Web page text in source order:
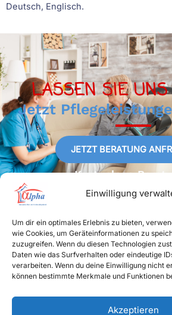
Einwilligung
Um dir ein optimales Erlebnis zu bieten,
wie Cookies, um Geräteinformationen zu
zuzugreifen. Wenn du diesen Technologien
Daten wie das Surfverhalten oder eindeutige
verarbeiten. Wenn du deine Einwilligung nicht
können bestimmte Merkmale und Funktionen
Akzeptieren
Deutsch, Englisch.
LASSEN SIE
Jetzt
JETZT BERATUNG
Kostenlose
Home
Leistungen